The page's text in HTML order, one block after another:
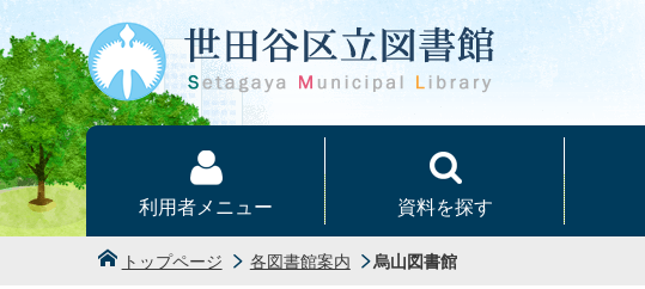
本文へ
利用者メニュー 資料を探す
トップページ 各図書館案内 烏山図書館